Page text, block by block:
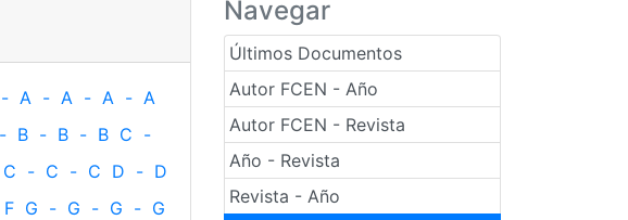
Navegar
Últimos Documentos
Autor FCEN - Año
Autor FCEN - Revista
Año - Revista
Revista - Año
- A - A - A - A
- B - B - B C -
C - C - C D - D
F G - G - G - G